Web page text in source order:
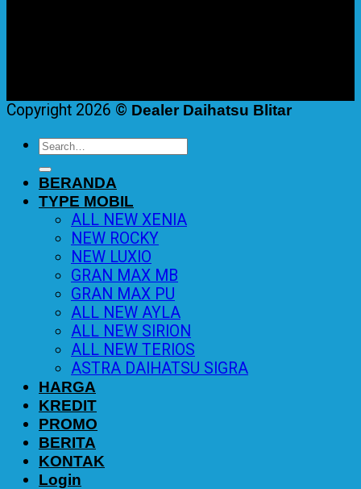
Copyright 2026 © Dealer Daihatsu Blitar
Search
for:
BERANDA
TYPE MOBIL
ALL NEW XENIA
NEW ROCKY
NEW LUXIO
GRAN MAX MB
GRAN MAX PU
ALL NEW AYLA
ALL NEW SIRION
ALL NEW TERIOS
ASTRA DAIHATSU SIGRA
HARGA
KREDIT
PROMO
BERITA
KONTAK
Login